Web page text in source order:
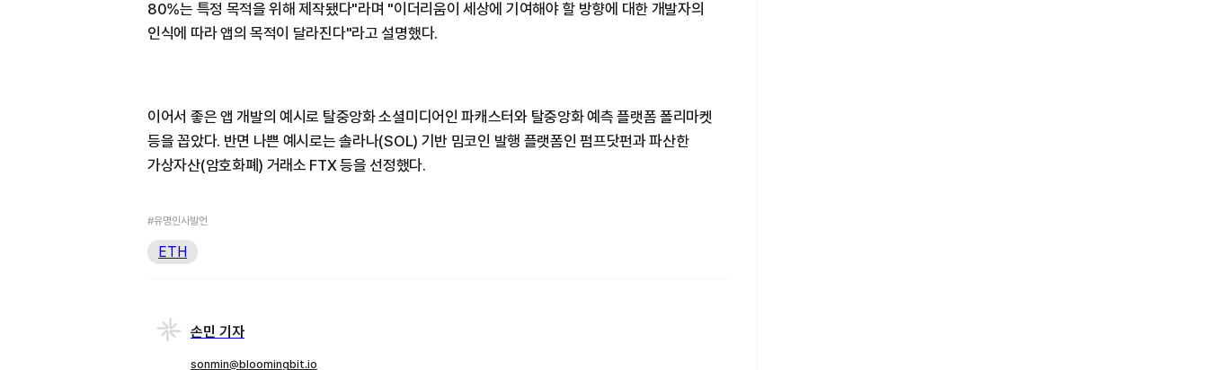
80%는 특정 목적을 위해 제작됐다"라며 "이더리움이 세상에 기여해야 할 방향에 대한 개발자의
인식에 따라 앱의 목적이 달라진다"라고 설명했다.
이어서 좋은 앱 개발의 예시로 탈중앙화 소셜미디어인 파캐스터와 탈중앙화 예측 플랫폼 폴리마켓
등을 꼽았다. 반면 나쁜 예시로는 솔라나(SOL) 기반 밈코인 발행 플랫폼인 펌프닷펀과 파산한
가상자산(암호화폐) 거래소 FTX 등을 선정했다.
#유명인사발언
ETH
손민 기자
sonmin@bloomingbit.io